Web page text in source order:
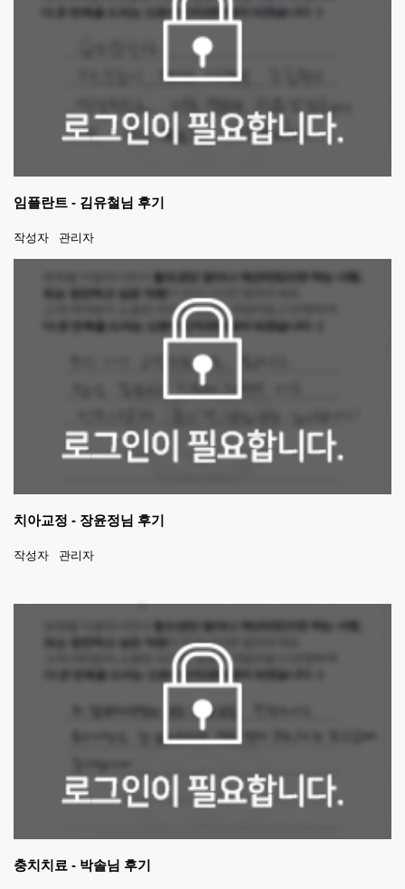
임플란트 - 김유철님 후기
작성자 관리자
치아교정 - 장윤정님 후기
작성자 관리자
충치치료 - 박솔님 후기